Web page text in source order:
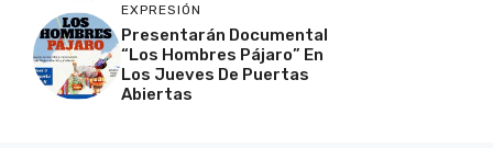
EXPRESIÓN
Presentarán Documental
“Los Hombres Pájaro” En
Los Jueves De Puertas
Abiertas